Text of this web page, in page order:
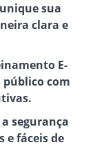
sua
clara e
E-
público com
segurança
e fáceis de